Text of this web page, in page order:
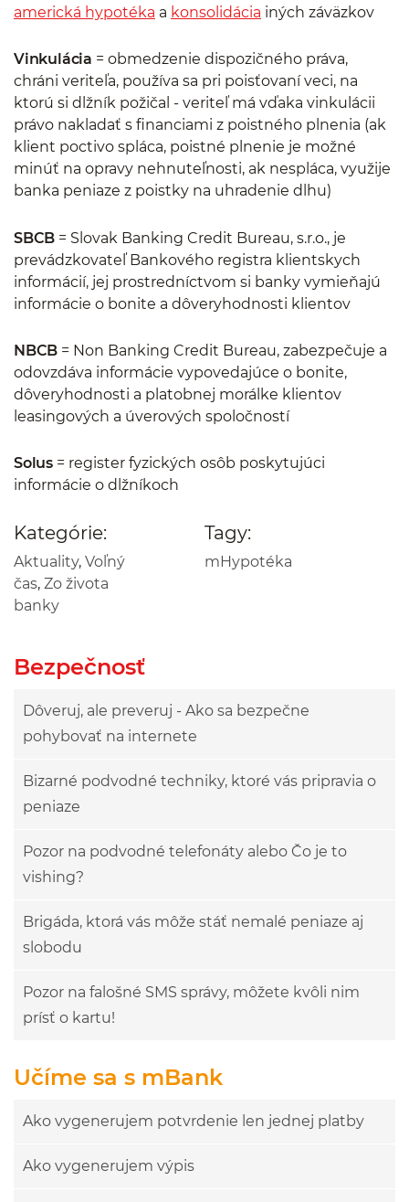
americká hypotéka a konsolidácia iných záväzkov
Vinkulácia = obmedzenie dispozičného práva,
chráni veriteľa, používa sa pri poisťovaní veci, na
ktorú si dlžník požičal - veriteľ má vďaka vinkulácii
právo nakladať s financiami z poistného plnenia (ak
klient poctivo spláca, poistné plnenie je možné
minúť na opravy nehnuteľnosti, ak nespláca, využije
banka peniaze z poistky na uhradenie dlhu)
SBCB = Slovak Banking Credit Bureau, s.r.o., je
prevádzkovateľ Bankového registra klientskych
informácií, jej prostredníctvom si banky vymieňajú
informácie o bonite a dôveryhodnosti klientov
NBCB = Non Banking Credit Bureau, zabezpečuje a
odovzdáva informácie vypovedajúce o bonite,
dôveryhodnosti a platobnej morálke klientov
leasingových a úverových spoločností
Solus = register fyzických osôb poskytujúci
informácie o dlžníkoch
Kategórie:
Aktuality, Voľný
čas, Zo života
banky
Tagy:
mHypotéka
Bezpečnosť
Dôveruj, ale preveruj - Ako sa bezpečne
pohybovať na internete
Bizarné podvodné techniky, ktoré vás pripravia o
peniaze
Pozor na podvodné telefonáty alebo Čo je to
vishing?
Brigáda, ktorá vás môže stáť nemalé peniaze aj
slobodu
Pozor na falošné SMS správy, môžete kvôli nim
prísť o kartu!
Učíme sa s mBank
Ako vygenerujem potvrdenie len jednej platby
Ako vygenerujem výpis